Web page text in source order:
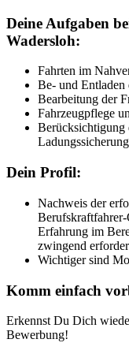
Deine Aufgaben
Wadersloh:
Fahrten im
Be- und Entladen
Bearbeitung der
Fahrzeugpflege
Berücksichtigung
Dein Profil:
Nachweis der
Erfahrung im
zwingend
Wichtiger sind
Komm einfach
Erkennst Du Dich
Bewerbung!